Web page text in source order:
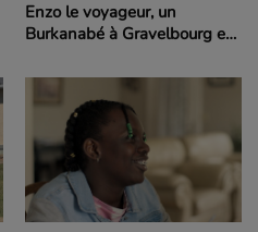
Enzo le voyageur, un
Burkanabé à Gravelbourg en